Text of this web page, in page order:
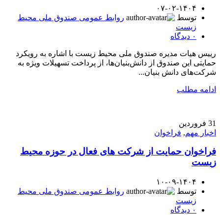
۰۷-۰۲-۱۴۰۴
توسط
روابط عمومی صندوق ملی محیط
زیست
۰ دیدگاه
رییس هیات مدیره صندوق ملی محیط زیست با اشاره به رویکرد
حمایتی این صندوق از دانش‌بنیان‌ها، از پرداخت تسهیلات ویژه به
شرکت‌های دانش بنیان...
ادامه مطلب
31 فروردین
اخبار مهم, فراخوان
فراخوان حمایت از شرکت های فعال در حوزه محیط
زیست
۱۰-۰۹-۱۴۰۴
توسط
روابط عمومی صندوق ملی محیط
زیست
۰ دیدگاه